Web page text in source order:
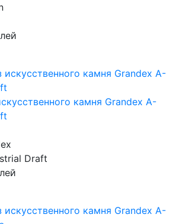
камня Grandex A-
Draft